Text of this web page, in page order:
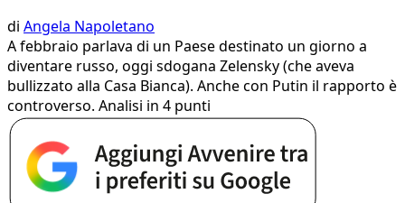
di Angela Napoletano
A febbraio parlava di un Paese destinato un giorno a
diventare russo, oggi sdogana Zelensky (che aveva
bullizzato alla Casa Bianca). Anche con Putin il rapporto è
controverso. Analisi in 4 punti